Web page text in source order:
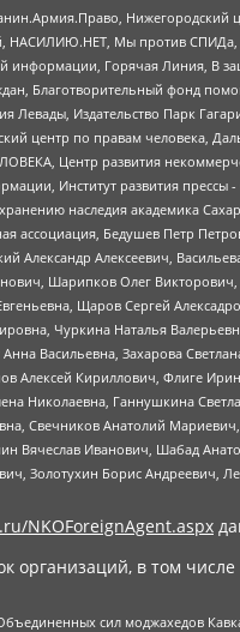
Нижегородский
НАСИЛИЮ.НЕТ, Мы против СПИДа,
информации, Горячая Линия, В
Благотворительный фонд
Левады, Издательство Парк
центр по правам человека,
Центр развития
Институт развития
наследия академика
ассоциация, Бедушев Петр
Александр Алексеевич,
Шарипков Олег
Щаров Сергей
Чуркина Наталья
Васильевна, Захарова
Алексей Кириллович, Флиге
Николаевна, Ганнушкина
Свечников Анатолий
Вячеслав Иванович, Шабад
Золотухин Борис Андреевич,
NKOForeignAgent.aspx
в том
сил моджахедов